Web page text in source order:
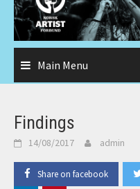
Main Menu
Findings
14/08/2017 admin
Share on facebook